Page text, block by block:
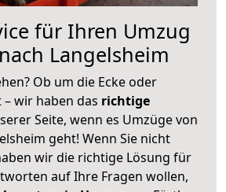
für Ihren Umzug
Langelsheim
Ob um die Ecke oder
wir haben das richtige
Seite, wenn es Umzüge von
geht! Wenn Sie nicht
wir die richtige Lösung für
auf Ihre Fragen wollen,